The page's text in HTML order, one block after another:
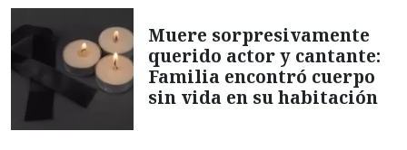
Muere sorpresivamente
querido actor y cantante:
Familia encontró cuerpo
sin vida en su habitación